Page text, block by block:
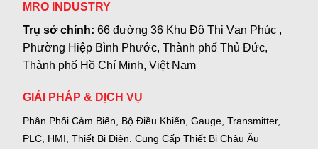
MRO INDUSTRY
Trụ sở chính:66 đường 36 Khu Đô Thị Vạn Phúc ,
Phường Hiệp Bình Phước, Thành phố Thủ Đức,
Thành phố Hồ Chí Minh, Việt Nam
GIẢI PHÁP & DỊCH VỤ
Phân Phối Cảm Biến, Bộ Điều Khiển, Gauge, Transmitter,
PLC, HMI, Thiết Bị Điện. Cung Cấp Thiết Bị Châu Âu